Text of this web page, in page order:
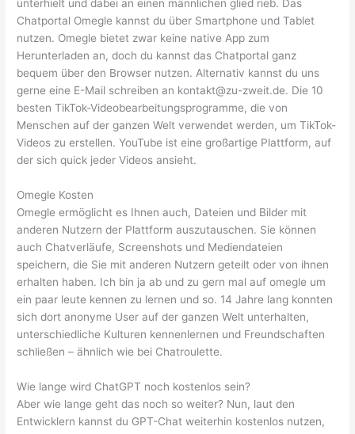
unterhielt und dabei an einen männlichen glied rieb. Das
Chatportal Omegle kannst du über Smartphone und Tablet
nutzen. Omegle bietet zwar keine native App zum
Herunterladen an, doch du kannst das Chatportal ganz
bequem über den Browser nutzen. Alternativ kannst du uns
gerne eine E-Mail schreiben an kontakt@zu-zweit.de. Die 10
besten TikTok-Videobearbeitungsprogramme, die von
Menschen auf der ganzen Welt verwendet werden, um TikTok-
Videos zu erstellen. YouTube ist eine großartige Plattform, auf
der sich quick jeder Videos ansieht.
Omegle Kosten
Omegle ermöglicht es Ihnen auch, Dateien und Bilder mit
anderen Nutzern der Plattform auszutauschen. Sie können
auch Chatverläufe, Screenshots und Mediendateien
speichern, die Sie mit anderen Nutzern geteilt oder von ihnen
erhalten haben. Ich bin ja ab und zu gern mal auf omegle um
ein paar leute kennen zu lernen und so. 14 Jahre lang konnten
sich dort anonyme User auf der ganzen Welt unterhalten,
unterschiedliche Kulturen kennenlernen und Freundschaften
schließen – ähnlich wie bei Chatroulette.
Wie lange wird ChatGPT noch kostenlos sein?
Aber wie lange geht das noch so weiter? Nun, laut den
Entwicklern kannst du GPT-Chat weiterhin kostenlos nutzen,